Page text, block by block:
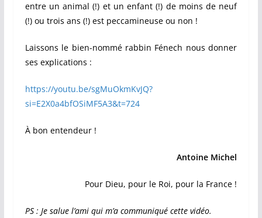
entre un animal (!) et un enfant (!) de moins de neuf
(!) ou trois ans (!) est peccamineuse ou non !
Laissons le bien-nommé rabbin Fénech nous donner
ses explications :
https://youtu.be/sgMuOkmKvJQ?
si=E2X0a4bfOSiMF5A3&t=724
À bon entendeur !
Antoine Michel
Pour Dieu, pour le Roi, pour la France !
PS : Je salue l’ami qui m’a communiqué cette vidéo.